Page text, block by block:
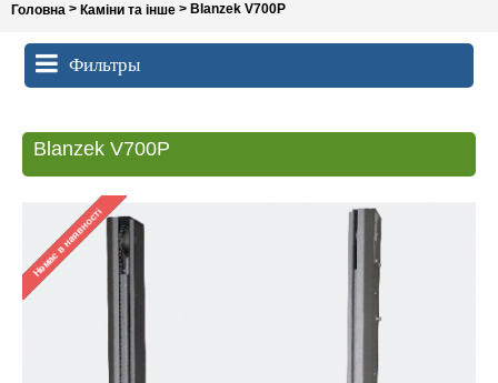
Головна > Каміни та інше > Blanzek V700P
Фильтры
Blanzek V700P